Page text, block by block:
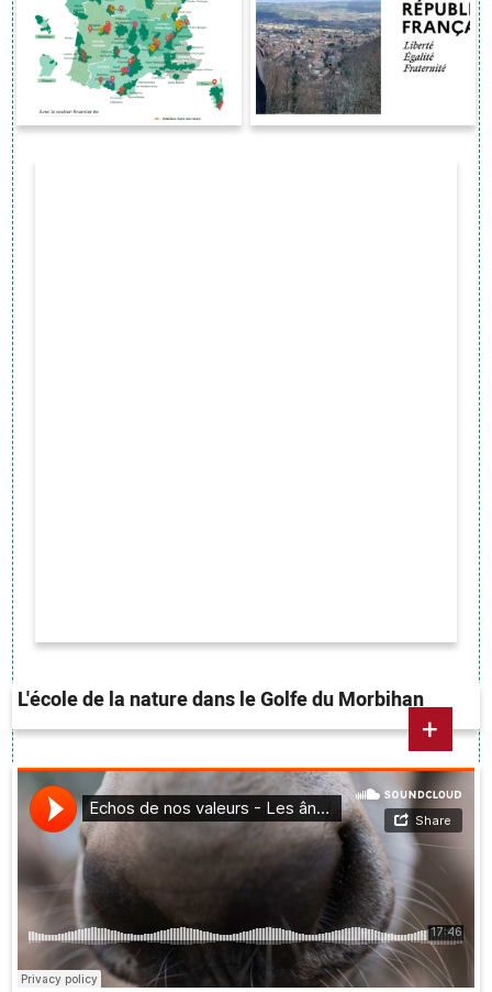
L'école de la nature dans le Golfe du Morbihan
+